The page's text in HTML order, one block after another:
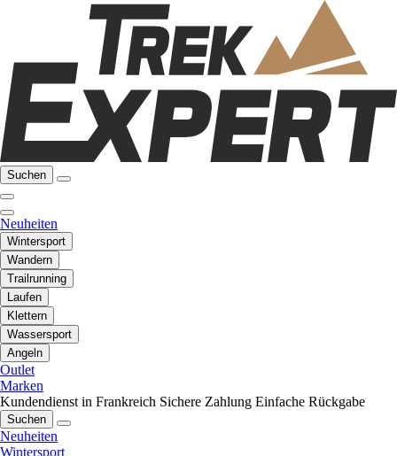
Suchen
Neuheiten
Wintersport
Wandern
Trailrunning
Laufen
Klettern
Wassersport
Angeln
Outlet
Marken
Kundendienst in Frankreich Sichere Zahlung Einfache Rückgabe
Suchen
Neuheiten
Wintersport